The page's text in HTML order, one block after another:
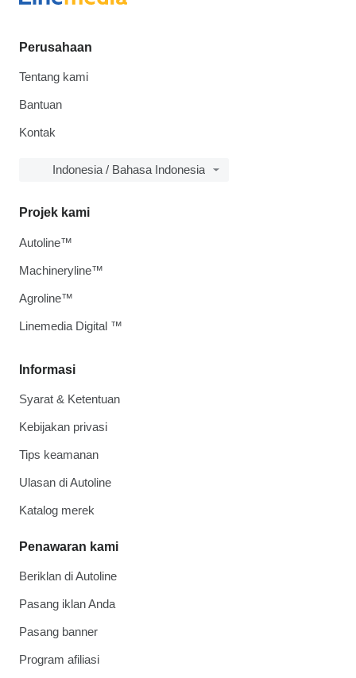
Perusahaan
Tentang kami
Bantuan
Kontak
Indonesia / Bahasa Indonesia
Informasi
Syarat & Ketentuan
Kebijakan privasi
Tips keamanan
Ulasan di Autoline
Katalog merek
Penawaran kami
Beriklan di Autoline
Pasang iklan Anda
Pasang banner
Program afiliasi
Projek kami
Autoline™
Machineryline™
Agroline™
Linemedia Digital ™